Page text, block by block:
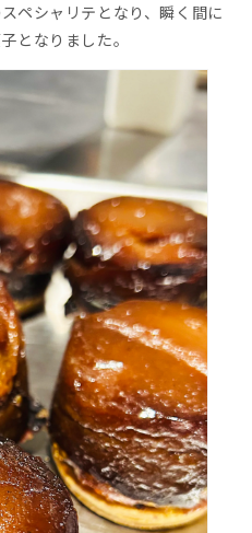
ペシャリテとなり、瞬く間に
となりました。